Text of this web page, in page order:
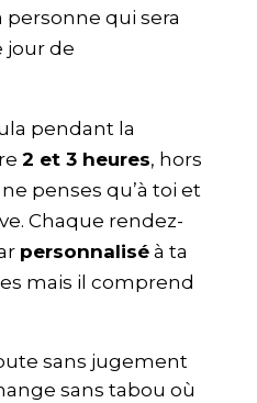
personne qui sera
jour de
pendant la
2 et 3 heures, hors
penses qu’à toi et
Chaque rendez-
personnaliséà ta
mais il comprend
sans jugement
sans tabou où